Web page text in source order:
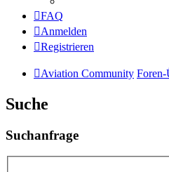
FAQ
Anmelden
Registrieren
Aviation Community Foren-
Suche
Suchanfrage